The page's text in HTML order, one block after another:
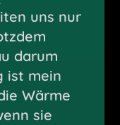
uns nur
darum
ist mein
Wärme
sie